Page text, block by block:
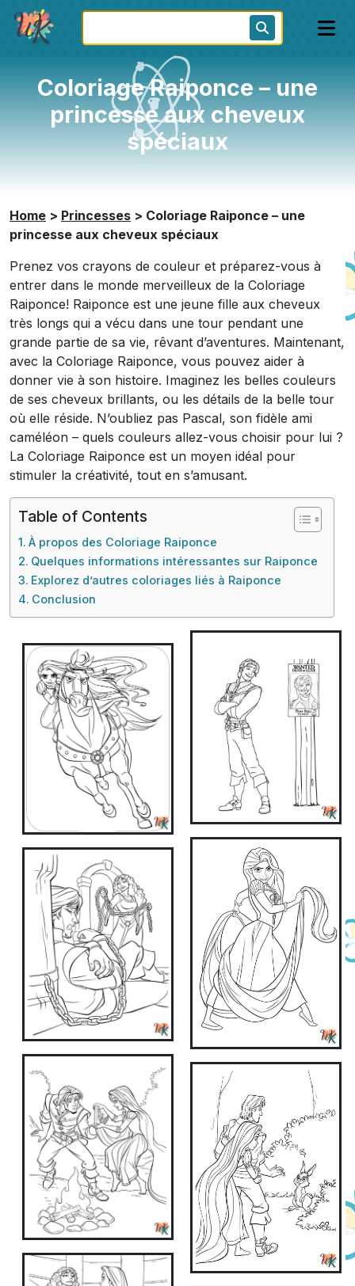
Coloriage Raiponce – une
princesse aux cheveux
spéciaux
Home > Princesses > Coloriage Raiponce – une
princesse aux cheveux spéciaux
Prenez vos crayons de couleur et préparez-vous à
entrer dans le monde merveilleux de la Coloriage
Raiponce! Raiponce est une jeune fille aux cheveux
très longs qui a vécu dans une tour pendant une
grande partie de sa vie, rêvant d’aventures. Maintenant,
avec la Coloriage Raiponce, vous pouvez aider à
donner vie à son histoire. Imaginez les belles couleurs
de ses cheveux brillants, ou les détails de la belle tour
où elle réside. N’oubliez pas Pascal, son fidèle ami
caméléon – quels couleurs allez-vous choisir pour lui ?
La Coloriage Raiponce est un moyen idéal pour
stimuler la créativité, tout en s’amusant.
Table of Contents
À propos des Coloriage Raiponce
Quelques informations intéressantes sur Raiponce
Explorez d’autres coloriages liés à Raiponce
Conclusion